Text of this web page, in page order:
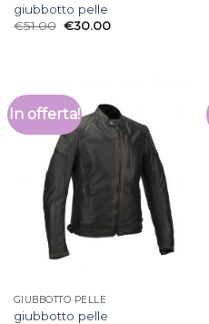
giubbotto pelle
€51.00 €30.00
In offerta!
GIUBBOTTO PELLE
giubbotto pelle